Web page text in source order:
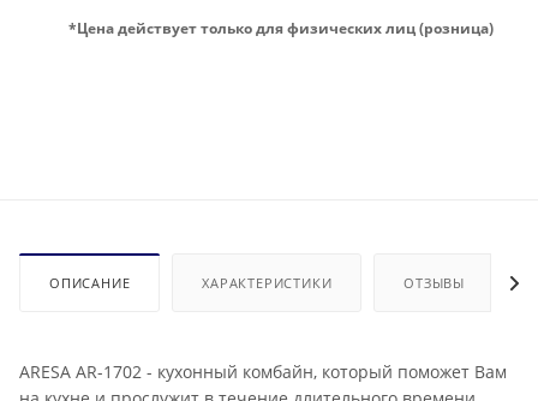
*Цена действует только для физических лиц (розница)
ОПИСАНИЕ ХАРАКТЕРИСТИКИ ОТЗЫВЫ
ARESA AR-1702 - кухонный комбайн, который поможет Вам